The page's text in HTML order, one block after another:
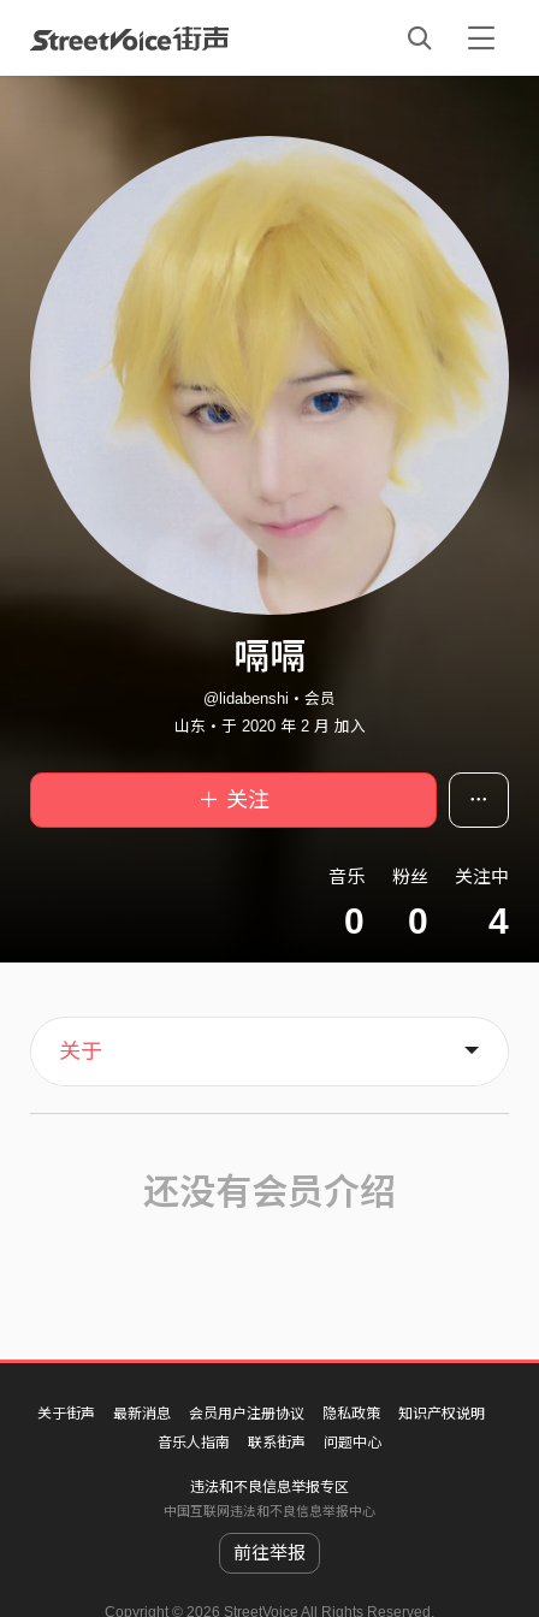
嗝嗝
@lidabenshi・会员
山东・于 2020 年 2 月 加入
＋ 关注
音乐
0
粉丝
0
关注中
4
主页
歌单
喜欢
关于
还没有会员介绍
关于街声 最新消息 会员用户注册协议 隐私政策
知识产权说明
音乐人指南
联系街声 问题中心
违法和不良信息举报专区
中国互联网违法和不良信息举报中心
前往举报
Copyright © 2026 StreetVoice All Rights Reserved.